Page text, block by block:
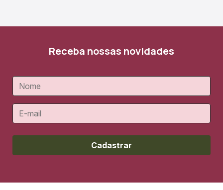
Receba nossas novidades
Cadastrar